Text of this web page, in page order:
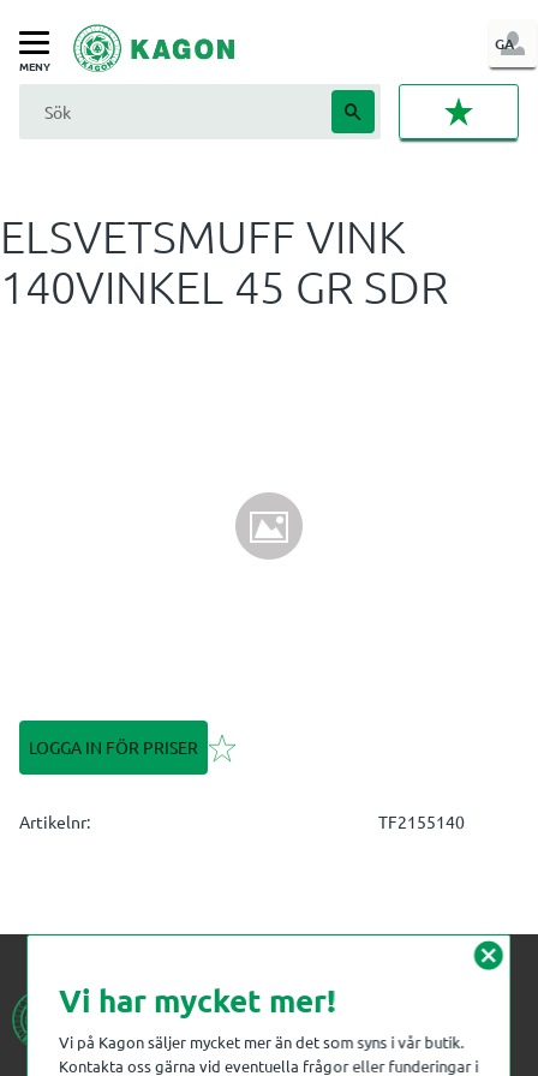
Meny
GA
IN
ELSVETSMUFF VINK
140VINKEL 45 GR SDR
LOGGA IN FÖR PRISER Lägg till i favoriter
Artikelnr TF2155140
cancel
Vi har mycket mer!
Vi på Kagon säljer mycket mer än det som syns i vår butik.
Kontakta oss gärna vid eventuella frågor eller funderingar i